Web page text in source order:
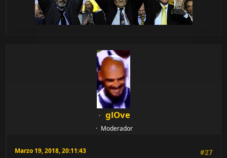
glOve
Moderador
Marzo 19, 2018, 20:11:43
#27